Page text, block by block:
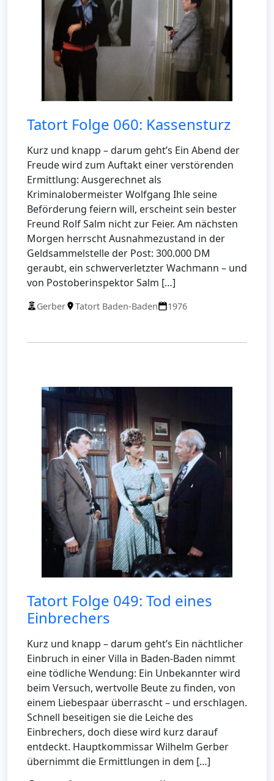
Tatort Folge 060: Kassensturz
Kurz und knapp – darum geht’s Ein Abend der
Freude wird zum Auftakt einer verstörenden
Ermittlung: Ausgerechnet als
Kriminalobermeister Wolfgang Ihle seine
Beförderung feiern will, erscheint sein bester
Freund Rolf Salm nicht zur Feier. Am nächsten
Morgen herrscht Ausnahmezustand in der
Geldsammelstelle der Post: 300.000 DM
geraubt, ein schwerverletzter Wachmann – und
von Postoberinspektor Salm […]
Gerber Tatort Baden-Baden 1976
Tatort Folge 049: Tod eines
Einbrechers
Kurz und knapp – darum geht’s Ein nächtlicher
Einbruch in einer Villa in Baden-Baden nimmt
eine tödliche Wendung: Ein Unbekannter wird
beim Versuch, wertvolle Beute zu finden, von
einem Liebespaar überrascht – und erschlagen.
Schnell beseitigen sie die Leiche des
Einbrechers, doch diese wird kurz darauf
entdeckt. Hauptkommissar Wilhelm Gerber
übernimmt die Ermittlungen in dem […]